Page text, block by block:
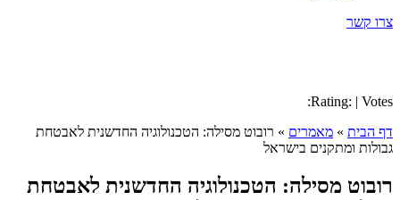
צרו קשר
Rating: | Votes:
דף הבית » מאמרים » רובוט מסילה: הטכנולוגיה החדשנית לאבטחת
גבולות ומתקנים בישראל
רובוט מסילה: הטכנולוגיה החדשנית לאבטחת